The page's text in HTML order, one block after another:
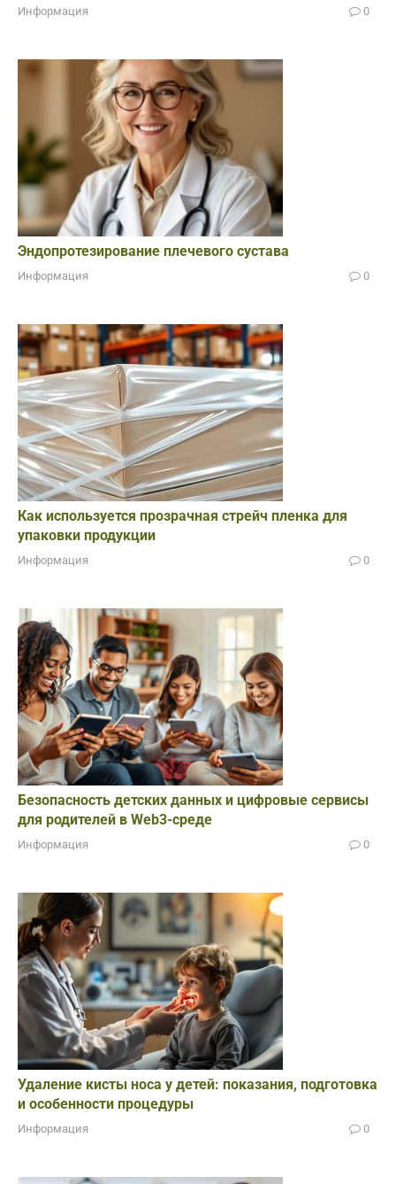
Информация 0
Эндопротезирование плечевого сустава
Информация 0
Как используется прозрачная стрейч пленка для
упаковки продукции
Информация 0
Безопасность детских данных и цифровые сервисы
для родителей в Web3-среде
Информация 0
Удаление кисты носа у детей: показания, подготовка
и особенности процедуры
Информация 0